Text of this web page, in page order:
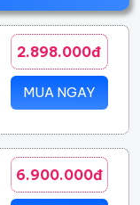
2.898.000đ
MUA NGAY
6.900.000đ